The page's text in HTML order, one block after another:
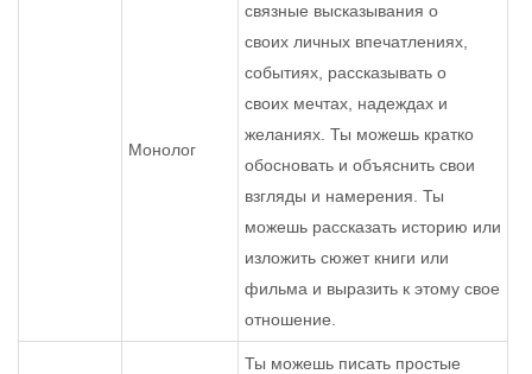
Монолог
связные высказывания о
своих личных впечатлениях,
событиях, рассказывать о
своих мечтах, надеждах и
желаниях. Ты можешь кратко
обосновать и объяснить свои
взгляды и намерения. Ты
можешь рассказать историю или
изложить сюжет книги или
фильма и выразить к этому свое
отношение.
Ты можешь писать простые